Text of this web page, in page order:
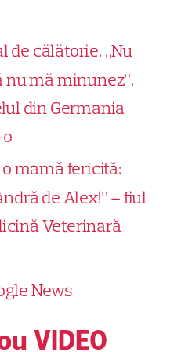
de călătorie. „Nu
mă minunez”.
din Germania
mamă fericită:
de Alex!” – fiul
Veterinară
News
VIDEO